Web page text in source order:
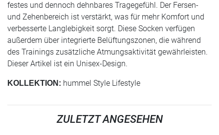
festes und dennoch dehnbares Tragegefühl. Der Fersen-
und Zehenbereich ist verstärkt, was für mehr Komfort und
verbesserte Langlebigkeit sorgt. Diese Socken verfügen
außerdem über integrierte Belüftungszonen, die während
des Trainings zusätzliche Atmungsaktivität gewährleisten.
Dieser Artikel ist ein Unisex-Design.
KOLLEKTION: hummel Style Lifestyle
ZULETZT ANGESEHEN